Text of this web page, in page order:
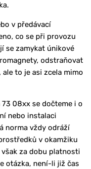
v předávací
co se při provozu
se zamykat únikové
odstraňovat
to je asi zcela mimo
08xx se dočteme i o
nebo instalaci
norma vždy odráží
v okamžiku
za dobu platnosti
otázka, není-li již čas